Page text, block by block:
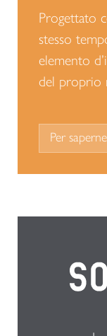
Progettato
stesso
elemento
del proprio
Per